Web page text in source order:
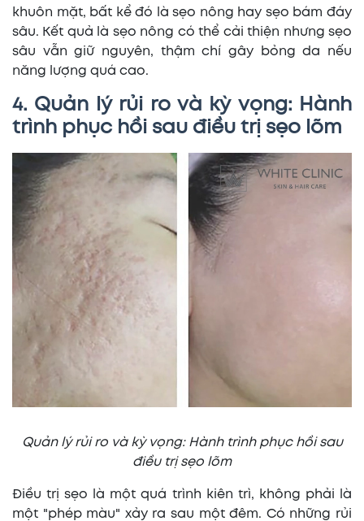
khuôn mặt, bất kể đó là sẹo nông hay sẹo bám đáy
sâu. Kết quả là sẹo nông có thể cải thiện nhưng sẹo
sâu vẫn giữ nguyên, thậm chí gây bỏng da nếu
năng lượng quá cao.
4. Quản lý rủi ro và kỳ vọng: Hành
trình phục hồi sau điều trị sẹo lõm
Quản lý rủi ro và kỳ vọng: Hành trình phục hồi sau
điều trị sẹo lõm
Điều trị sẹo là một quá trình kiên trì, không phải là
một "phép màu" xảy ra sau một đêm. Có những rủi